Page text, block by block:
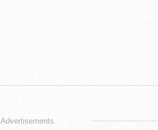
Advertisements